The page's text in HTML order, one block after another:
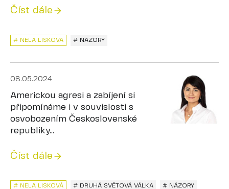
Číst dále
# NÁZORY
# NELA LISKOVÁ
08.05.2024
Americkou agresi a zabíjení si
připomínáme i v souvislosti s
osvobozením Československé
republiky...
Číst dále
# NELA LISKOVÁ # DRUHÁ SVĚTOVÁ VÁLKA # NÁZORY